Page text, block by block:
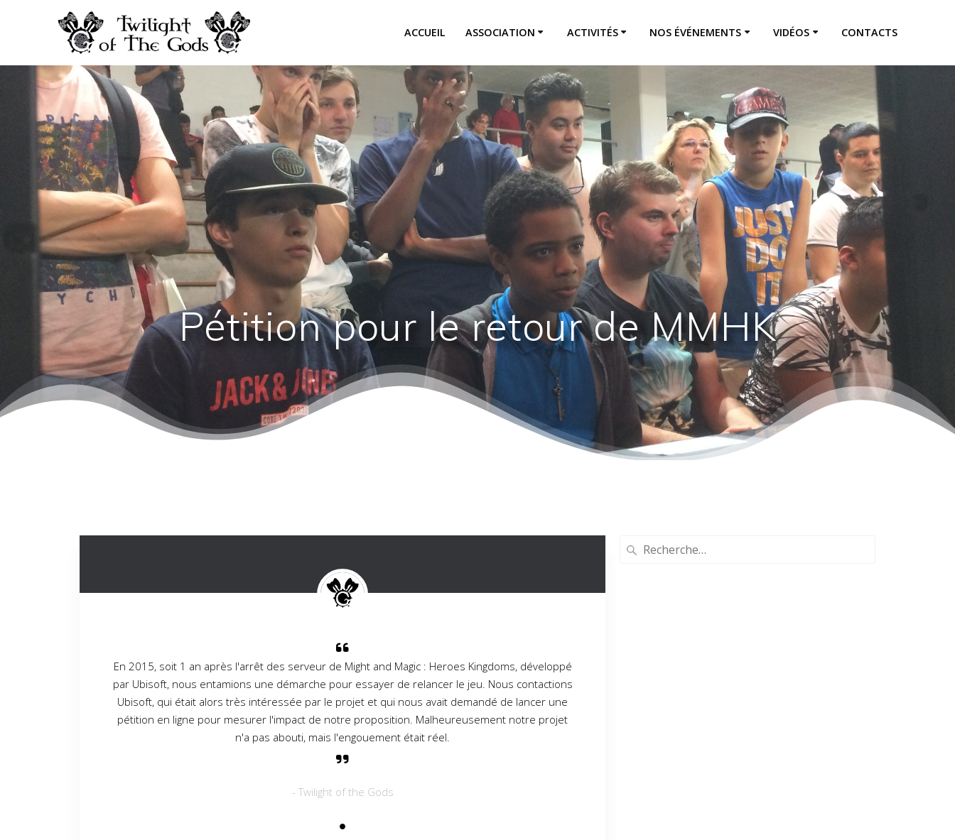
ACCUEIL ASSOCIATION ACTIVITÉS NOS ÉVÉNEMENTS VIDÉOS CONTACTS
Pétition pour le retour de MMHK
En 2015, soit 1 an après l'arrêt des serveur de Might and Magic : Heroes Kingdoms, développé
par Ubisoft, nous entamions une démarche pour essayer de relancer le jeu. Nous contactions
Ubisoft, qui était alors très intéressée par le projet et qui nous avait demandé de lancer une
pétition en ligne pour mesurer l'impact de notre proposition. Malheureusement notre projet
n'a pas abouti, mais l'engouement était réel.
- Twilight of the Gods